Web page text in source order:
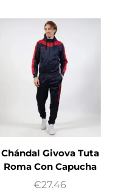
Chándal Givova Tuta
Roma Con Capucha
€27.46